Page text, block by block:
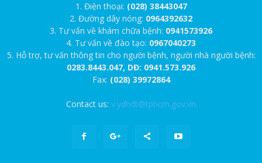
1. Điện thoại: (028) 38443047
2. Đường dây nóng: 0964392632
3. Tư vấn về khám chữa bệnh: 0941573926
4. Tư vấn về đào tạo: 0967040273
5. Hỗ trợ, tư vấn thông tin cho người bệnh, người nhà người bệnh:
0283.8443.047, DĐ: 0941.573.926
Fax: (028) 39972864
Contact us: v.ydhdt@tphcm.gov.vn